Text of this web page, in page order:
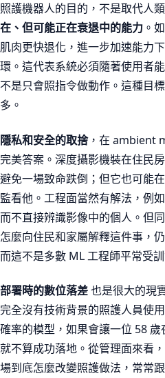
照護機器人的目的，不是取代人
在、但可能正在衰退中的能力 。
肌肉更快退化，進一步加速能力
環。這代表系統必須隨著使用者
不是只會照指令做動作。這種目
多。
隱私和安全的取捨，在 ambient
完美答案。深度攝影機裝在住民
避免一場致命跌倒；但它也可能
監看他。工程面當然有解法，例
而不直接辨識影像中的個人。但
怎麼向住民和家屬解釋這件事，
而這不是多數 ML 工程師平常受
部署時的數位落差也是很大的現
完全沒有技術背景的照護人員使
確率的模型，如果會讓一位 58
就不算成功落地。從管理面來看
場到底怎麼改變照護做法，常常